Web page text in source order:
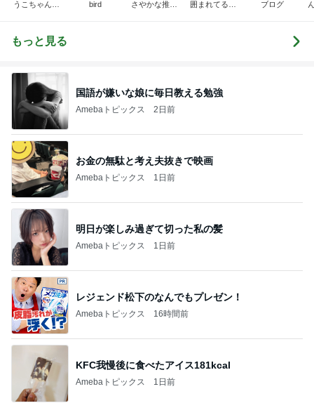
うこちゃんブ
bird
さやかな推し
囲まれてるブ
ブログ
もっと見る
国語が嫌いな娘に毎日教える勉強
Amebaトピックス 2日前
お金の無駄と考え夫抜きで映画
Amebaトピックス 1日前
明日が楽しみ過ぎて切った私の髪
Amebaトピックス 1日前
レジェンド松下のなんでもプレゼン！
Amebaトピックス 16時間前
KFC我慢後に食べたアイス181kcal
Amebaトピックス 1日前